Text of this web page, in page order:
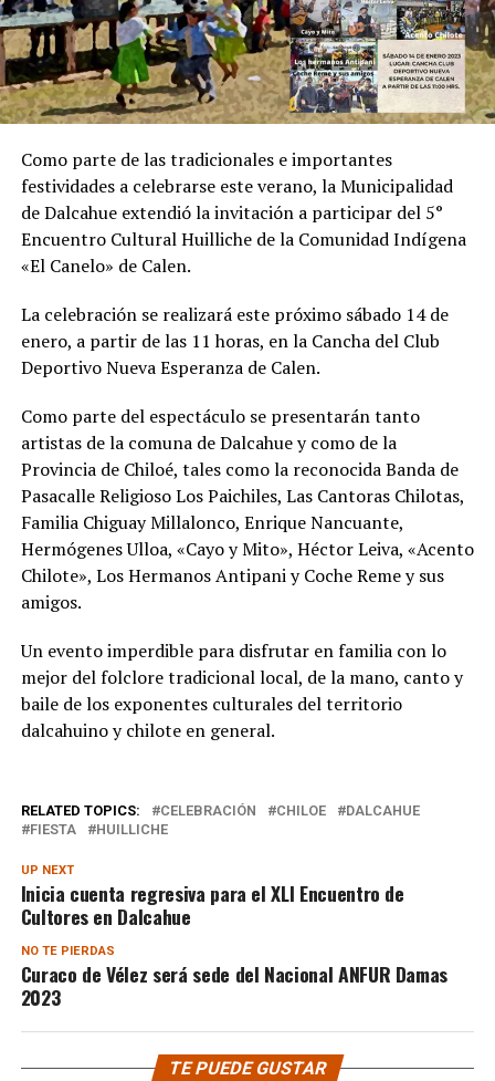
Como parte de las tradicionales e importantes
festividades a celebrarse este verano, la Municipalidad
de Dalcahue extendió la invitación a participar del 5°
Encuentro Cultural Huilliche de la Comunidad Indígena
«El Canelo» de Calen.
La celebración se realizará este próximo sábado 14 de
enero, a partir de las 11 horas, en la Cancha del Club
Deportivo Nueva Esperanza de Calen.
Como parte del espectáculo se presentarán tanto
artistas de la comuna de Dalcahue y como de la
Provincia de Chiloé, tales como la reconocida Banda de
Pasacalle Religioso Los Paichiles, Las Cantoras Chilotas,
Familia Chiguay Millalonco, Enrique Nancuante,
Hermógenes Ulloa, «Cayo y Mito», Héctor Leiva, «Acento
Chilote», Los Hermanos Antipani y Coche Reme y sus
amigos.
Un evento imperdible para disfrutar en familia con lo
mejor del folclore tradicional local, de la mano, canto y
baile de los exponentes culturales del territorio
dalcahuino y chilote en general.
RELATED TOPICS: CELEBRACIÓN CHILOE
DALCAHUE
FIESTA
HUILLICHE
UP NEXT
Inicia cuenta regresiva para el XLI Encuentro de
Cultores en Dalcahue
NO TE PIERDAS
Curaco de Vélez será sede del Nacional ANFUR Damas
2023
TE PUEDE GUSTAR